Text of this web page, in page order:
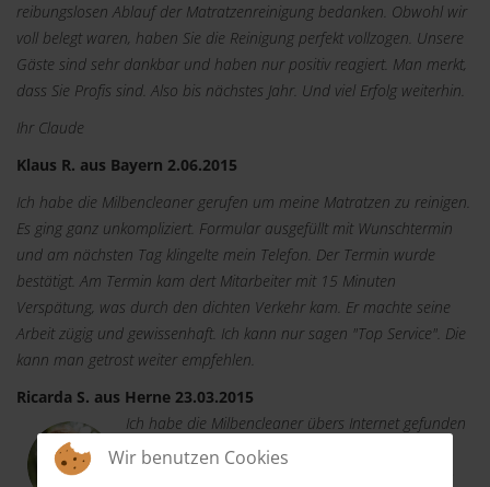
reibungslosen Ablauf der Matratzenreinigung bedanken. Obwohl wir
voll belegt waren, haben Sie die Reinigung perfekt vollzogen. Unsere
Gäste sind sehr dankbar und haben nur positiv reagiert. Man merkt,
dass Sie Profis sind. Also bis nächstes Jahr. Und viel Erfolg weiterhin.
Ihr Claude
Klaus R. aus Bayern 2.06.2015
Ich habe die Milbencleaner gerufen um meine Matratzen zu reinigen.
Es ging ganz unkompliziert. Formular ausgefüllt mit Wunschtermin
und am nächsten Tag klingelte mein Telefon. Der Termin wurde
bestätigt. Am Termin kam dert Mitarbeiter mit 15 Minuten
Verspätung, was durch den dichten Verkehr kam. Er machte seine
Arbeit zügig und gewissenhaft. Ich kann nur sagen "Top Service". Die
kann man getrost weiter empfehlen.
Ricarda S. aus Herne 23.03.2015
Ich habe die Milbencleaner übers Internet gefunden
und dachte "Ich probiere es aus". Per Telefon
Wir benutzen Cookies